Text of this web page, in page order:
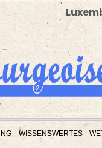
WISSENSWERTES